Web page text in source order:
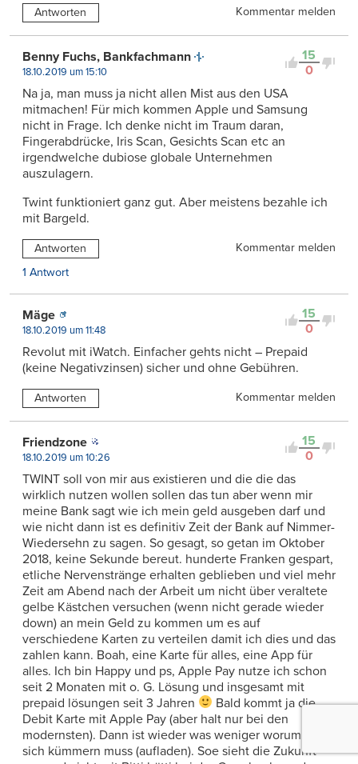
Antworten Kommentar melden
15
0
Benny Fuchs, Bankfachmann
18.10.2019 um 15:10
Na ja, man muss ja nicht allen Mist aus den USA
mitmachen! Für mich kommen Apple und Samsung
nicht in Frage. Ich denke nicht im Traum daran,
Fingerabdrücke, Iris Scan, Gesichts Scan etc an
irgendwelche dubiose globale Unternehmen
auszulagern.
Twint funktioniert ganz gut. Aber meistens bezahle ich
mit Bargeld.
Antworten
Kommentar melden
1 Antwort
15
0
Mäge
18.10.2019 um 11:48
Revolut mit iWatch. Einfacher gehts nicht – Prepaid
(keine Negativzinsen) sicher und ohne Gebühren.
Antworten Kommentar melden
15
0
Friendzone
18.10.2019 um 10:26
TWINT soll von mir aus existieren und die die das
wirklich nutzen wollen sollen das tun aber wenn mir
meine Bank sagt wie ich mein geld ausgeben darf und
wie nicht dann ist es definitiv Zeit der Bank auf Nimmer-
Wiedersehn zu sagen. So gesagt, so getan im Oktober
2018, keine Sekunde bereut. hunderte Franken gespart,
etliche Nervenstränge erhalten geblieben und viel mehr
Zeit am Abend nach der Arbeit um nicht über veraltete
gelbe Kästchen versuchen (wenn nicht gerade wieder
down) an mein Geld zu kommen um es auf
verschiedene Karten zu verteilen damit ich dies und das
zahlen kann. Boah, eine Karte für alles, eine App für
alles. Ich bin Happy und ps, Apple Pay nutze ich schon
seit 2 Monaten mit o. G. Lösung und insgesamt mit
prepaid lösungen seit 3 Jahren
Bald kommt ja die
Debit Karte mit Apple Pay (aber halt nur bei den
modernsten). Dann ist wieder was weniger worum man
sich kümmern muss (aufladen). Soe sieht die Zukunft